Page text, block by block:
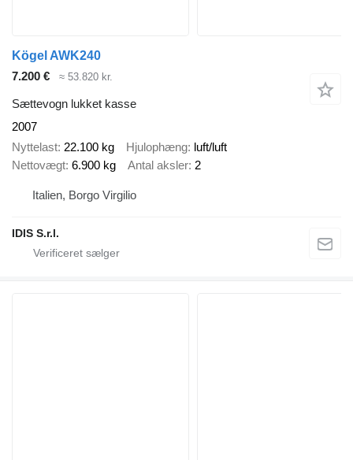
Kögel AWK240
7.200 €
≈ 53.820 kr.
Sættevogn lukket kasse
2007
Nyttelast 22.100 kg Hjulophæng luft/luft
Nettovægt 6.900 kg Antal aksler 2
Italien, Borgo Virgilio
IDIS S.r.l.